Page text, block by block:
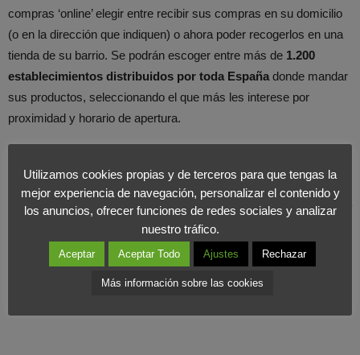
compras ‘online’ elegir entre recibir sus compras en su domicilio
(o en la dirección que indiquen) o ahora poder recogerlos en una
tienda de su barrio. Se podrán escoger entre más de 1.200
establecimientos distribuidos por toda España donde mandar
sus productos, seleccionando el que más les interese por
proximidad y horario de apertura.
poco de oxigeno a muchos comerciosde barrio que ofrecerían
un servicio extra que les reportaría un dinero bien recibido en esta
salto a nivel de distribución
la empresa norteamericana.
Utilizamos cookies propias y de terceros para que tengas la
mejor experiencia de navegación, personalizar el contenido y
los anuncios, ofrecer funciones de redes sociales y analizar
nuestro tráfico.
Aceptar Aceptar Todo Ajustes Rechazar
Más información sobre las cookies